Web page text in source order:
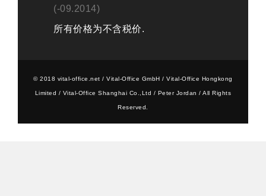
(-09.2014)
所有价格为不含税价.
© 2018 vital-office.net / Vital-Office GmbH / Vital-Office Hongkong
Limited / Vital-Office Shanghai Co.,Ltd / Peter Jordan / All Rights
Reserved.